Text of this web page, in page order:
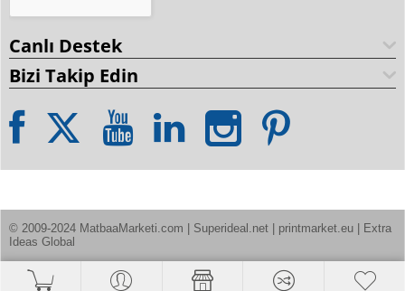
Canlı Destek
Bizi Takip Edin
© 2009-2024 MatbaaMarketi.com | Superideal.net | printmarket.eu | Extra
Ideas Global